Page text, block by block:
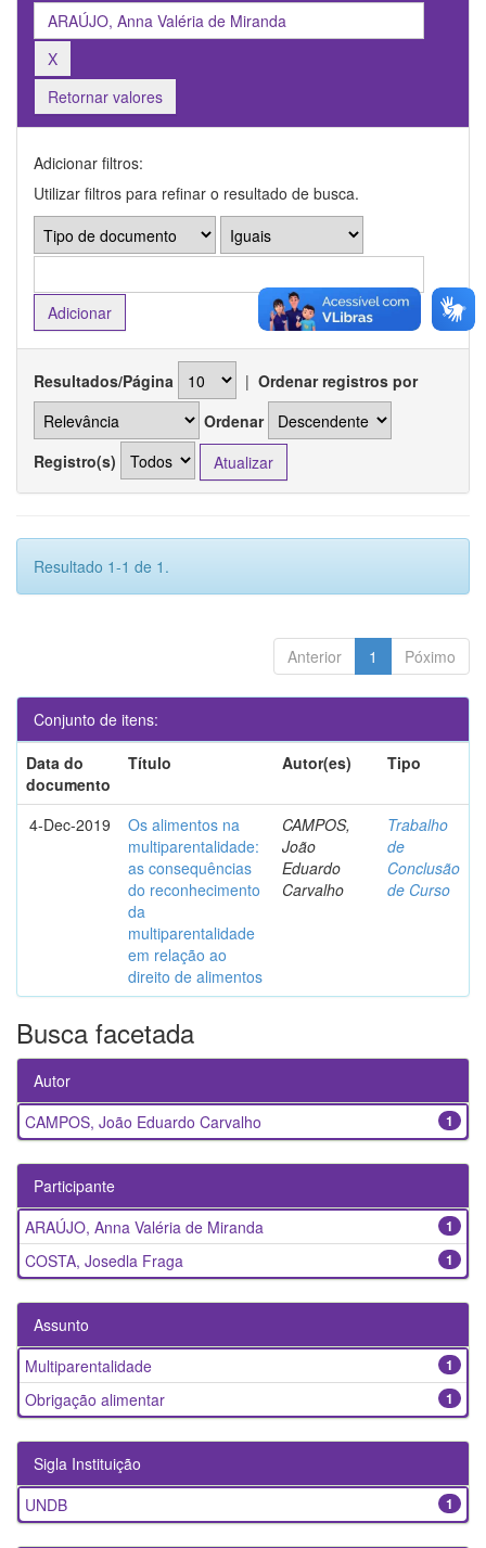
Retornar valores
Adicionar filtros:
Utilizar filtros para refinar o resultado de busca.
Resultados/Página | Ordenar registros por
Ordenar
Registro(s)
Resultado 1-1 de 1.
Anterior 1 Póximo
Conjunto de itens:
Data do
documento
Título Autor(es) Tipo
4-Dec-2019
Os alimentos na
multiparentalidade:
as consequências
do reconhecimento
da
multiparentalidade
em relação ao
direito de alimentos
CAMPOS,
João
Eduardo
Carvalho
Trabalho
de
Conclusão
de Curso
Busca facetada
Autor
1
CAMPOS, João Eduardo Carvalho
Participante
1
ARAÚJO, Anna Valéria de Miranda
1
COSTA, Josedla Fraga
Assunto
1
Multiparentalidade
1
Obrigação alimentar
Sigla Instituição
1
UNDB